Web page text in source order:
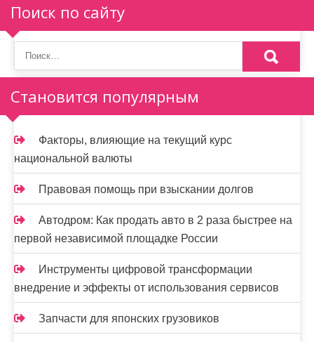
п
о
з
а
п
и
с
я
м
Поиск по сайту
Становится популярным
Факторы, влияющие на текущий курс
национальной валюты
Правовая помощь при взыскании долгов
Автодром: Как продать авто в 2 раза быстрее на
первой независимой площадке России
Инструменты цифровой трансформации
внедрение и эффекты от использования сервисов
Запчасти для японских грузовиков